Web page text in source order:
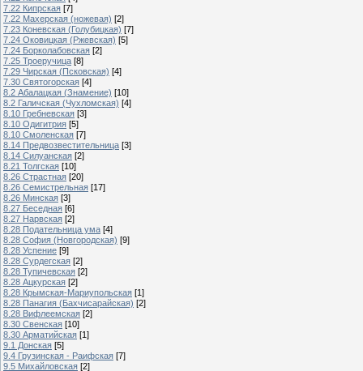
7.22 Кипрская [7]
7.22 Махерская (ножевая) [2]
7.23 Коневская (Голубицкая) [7]
7.24 Оковицкая (Ржевская) [5]
7.24 Борколабовская [2]
7.25 Троеручица [8]
7.29 Чирская (Псковская) [4]
7.30 Святогорская [4]
8.2 Абалацкая (Знамение) [10]
8.2 Галичская (Чухломская) [4]
8.10 Гребневская [3]
8.10 Одигитрия [5]
8.10 Смоленская [7]
8.14 Предвозвестительница [3]
8.14 Силуанская [2]
8.21 Толгская [10]
8.26 Страстная [20]
8.26 Семистрельная [17]
8.26 Минская [3]
8.27 Беседная [6]
8.27 Нарвская [2]
8.28 Подательница ума [4]
8.28 София (Новгородская) [9]
8.28 Успение [9]
8.28 Сурдегская [2]
8.28 Тупичевская [2]
8.28 Ацкурская [2]
8.28 Крымская-Мариупольская [1]
8.28 Панагия (Бахчисарайская) [2]
8.28 Вифлеемская [2]
8.30 Свенская [10]
8.30 Арматийская [1]
9.1 Донская [5]
9.4 Грузинская - Раифская [7]
9.5 Михайловская [2]